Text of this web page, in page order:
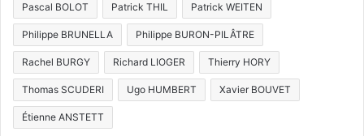
Pascal BOLOT Patrick THIL Patrick WEITEN
Philippe BRUNELLA Philippe BURON-PILÂTRE
Rachel BURGY Richard LIOGER Thierry HORY
Thomas SCUDERI Ugo HUMBERT Xavier BOUVET
Étienne ANSTETT